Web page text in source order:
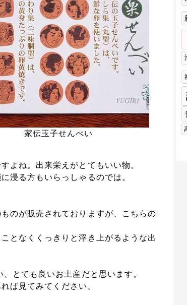
家伝玉子せんべい
よね。出来栄えがとてもいい物。
浸る方もいらっしゃるのでは。
のが販売されておりますが、こちらの
となくくっきりと浮き上がるような出
とても良いお土産だと思います。
ば見てみてください。